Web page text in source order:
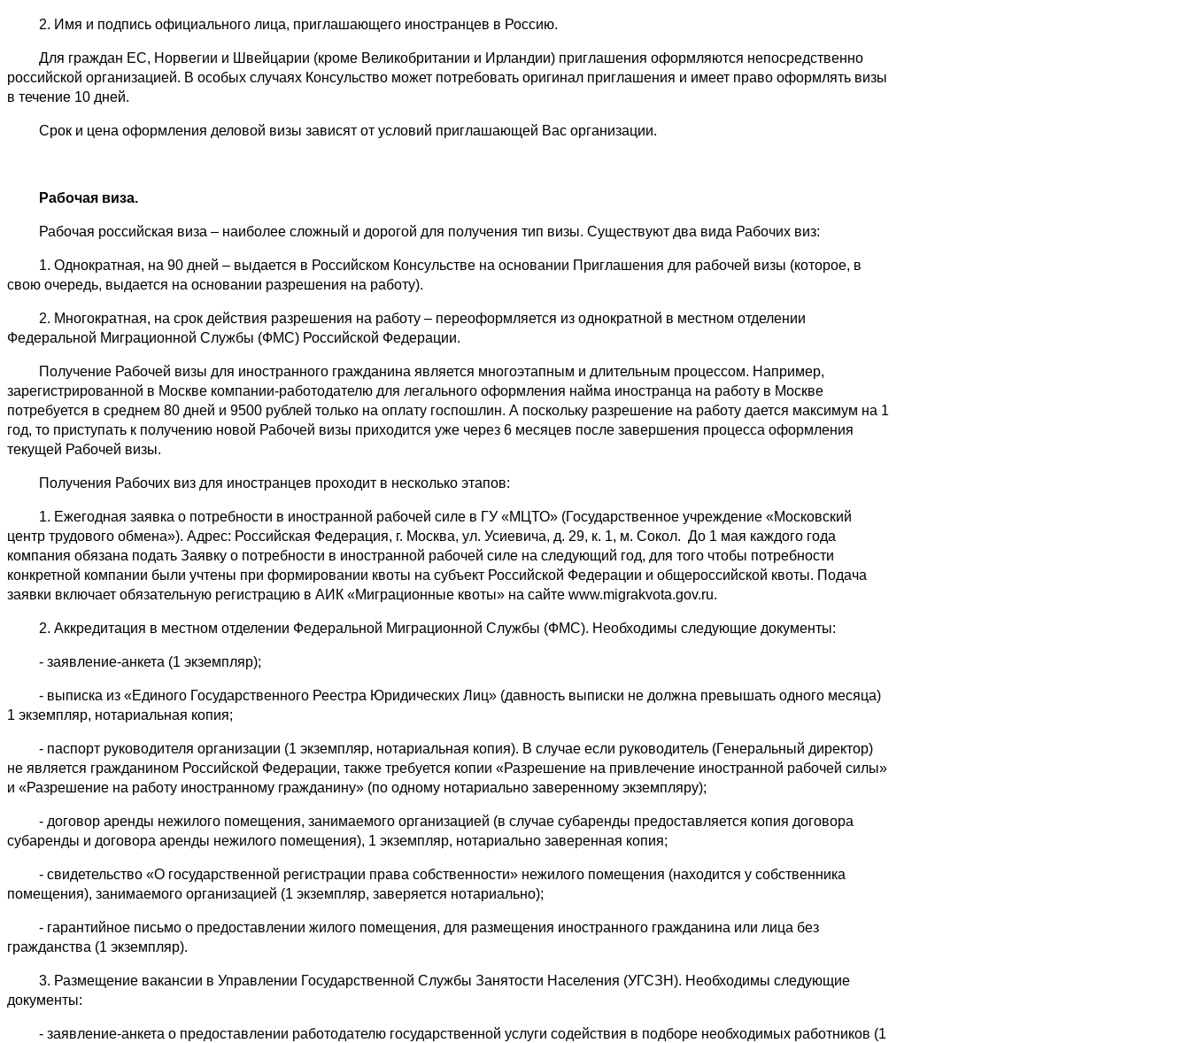
2. Имя и подпись официального лица, приглашающего иностранцев в Россию.
Для граждан ЕС, Норвегии и Швейцарии (кроме Великобритании и Ирландии) приглашения оформляются непосредственно
российской организацией. В особых случаях Консульство может потребовать оригинал приглашения и имеет право оформлять визы
в течение 10 дней.
Срок и цена оформления деловой визы зависят от условий приглашающей Вас организации.
Рабочая виза.
Рабочая российская виза – наиболее сложный и дорогой для получения тип визы. Существуют два вида Рабочих виз:
1. Однократная, на 90 дней – выдается в Российском Консульстве на основании Приглашения для рабочей визы (которое, в
свою очередь, выдается на основании разрешения на работу).
2. Многократная, на срок действия разрешения на работу – переоформляется из однократной в местном отделении
Федеральной Миграционной Службы (ФМС) Российской Федерации.
Получение Рабочей визы для иностранного гражданина является многоэтапным и длительным процессом. Например,
зарегистрированной в Москве компании-работодателю для легального оформления найма иностранца на работу в Москве
потребуется в среднем 80 дней и 9500 рублей только на оплату госпошлин. А поскольку разрешение на работу дается максимум на 1
год, то приступать к получению новой Рабочей визы приходится уже через 6 месяцев после завершения процесса оформления
текущей Рабочей визы.
Получения Рабочих виз для иностранцев проходит в несколько этапов:
1. Ежегодная заявка о потребности в иностранной рабочей силе в ГУ «МЦТО» (Государственное учреждение «Московский
центр трудового обмена»). Адрес: Российская Федерация, г. Москва, ул. Усиевича, д. 29, к. 1, м. Сокол. До 1 мая каждого года
компания обязана подать Заявку о потребности в иностранной рабочей силе на следующий год, для того чтобы потребности
конкретной компании были учтены при формировании квоты на субъект Российской Федерации и общероссийской квоты. Подача
заявки включает обязательную регистрацию в АИК «Миграционные квоты» на сайте www.migrakvota.gov.ru.
2. Аккредитация в местном отделении Федеральной Миграционной Службы (ФМС). Необходимы следующие документы:
- заявление-анкета (1 экземпляр);
- выписка из «Единого Государственного Реестра Юридических Лиц» (давность выписки не должна превышать одного месяца)
1 экземпляр, нотариальная копия;
- паспорт руководителя организации (1 экземпляр, нотариальная копия). В случае если руководитель (Генеральный директор)
не является гражданином Российской Федерации, также требуется копии «Разрешение на привлечение иностранной рабочей силы»
и «Разрешение на работу иностранному гражданину» (по одному нотариально заверенному экземпляру);
- договор аренды нежилого помещения, занимаемого организацией (в случае субаренды предоставляется копия договора
субаренды и договора аренды нежилого помещения), 1 экземпляр, нотариально заверенная копия;
- свидетельство «О государственной регистрации права собственности» нежилого помещения (находится у собственника
помещения), занимаемого организацией (1 экземпляр, заверяется нотариально);
- гарантийное письмо о предоставлении жилого помещения, для размещения иностранного гражданина или лица без
гражданства (1 экземпляр).
3. Размещение вакансии в Управлении Государственной Службы Занятости Населения (УГСЗН). Необходимы следующие
документы:
- заявление-анкета о предоставлении работодателю государственной услуги содействия в подборе необходимых работников (1